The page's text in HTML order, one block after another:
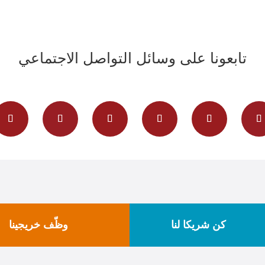
تابعونا على وسائل التواصل الاجتماعي
وظّف خريجينا كن شريكا لنا